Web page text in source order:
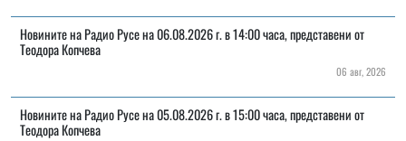
Новините на Радио Русе на 06.08.2026 г. в 14:00 часа, представени от
Теодора Копчева
06 авг, 2026
Новините на Радио Русе на 05.08.2026 г. в 15:00 часа, представени от
Теодора Копчева